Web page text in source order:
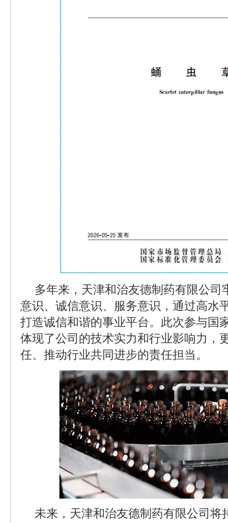
多年来，天津和治友德制药有限公司
意识、诚信意识、服务意识，通过高水
打造诚信和谐的事业平台。此次参与国
体现了公司的技术实力和行业影响力，
任、推动行业共同进步的责任担当。
未来，天津和治友德制药有限公司将